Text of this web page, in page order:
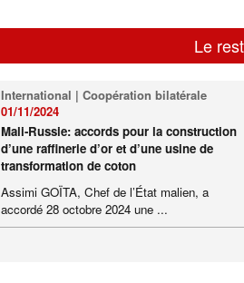
Le
International | Coopération bilatérale
01/11/2024
Mali-Russie: accords pour la construction
d’une raffinerie d’or et d’une usine de
transformation de coton
Assimi GOÏTA, Chef de l’État malien, a
accordé 28 octobre 2024 une ...